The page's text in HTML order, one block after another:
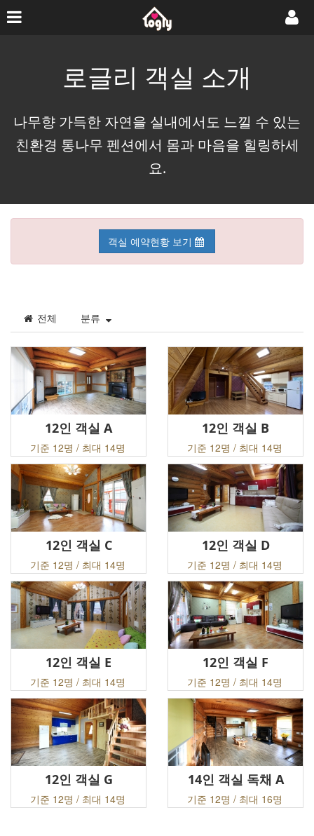
로글리 객실 소개
나무향 가득한 자연을 실내에서도 느낄 수 있는
친환경 통나무 펜션에서 몸과 마음을 힐링하세
요.
객실 예약현황 보기
전체 분류
12인 객실 A
기준 12명 / 최대 14명
12인 객실 B
기준 12명 / 최대 14명
12인 객실 C
기준 12명 / 최대 14명
12인 객실 D
기준 12명 / 최대 14명
12인 객실 E
기준 12명 / 최대 14명
12인 객실 F
기준 12명 / 최대 14명
12인 객실 G
기준 12명 / 최대 14명
14인 객실 독채 A
기준 12명 / 최대 16명